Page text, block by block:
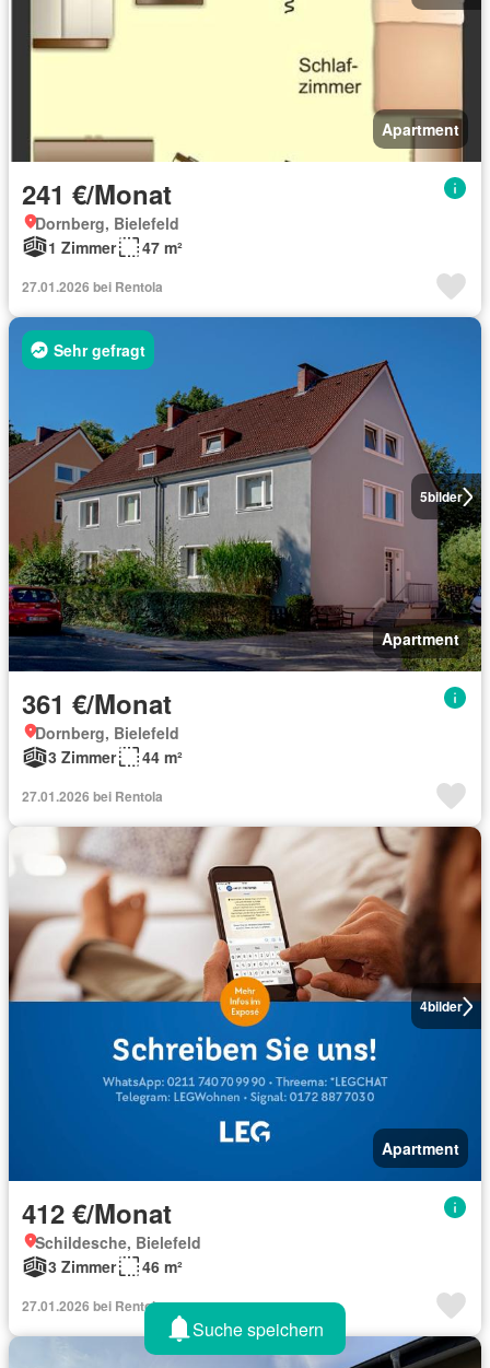
Apartment
241 €/Monat
Dornberg, Bielefeld
1 Zimmer
47 m²
27.01.2026 bei Rentola
5bilder
Sehr gefragt
Apartment
361 €/Monat
Dornberg, Bielefeld
3 Zimmer
44 m²
27.01.2026 bei Rentola
4bilder
Apartment
412 €/Monat
Schildesche, Bielefeld
3 Zimmer
46 m²
27.01.2026 bei Rentola
Suche speichern